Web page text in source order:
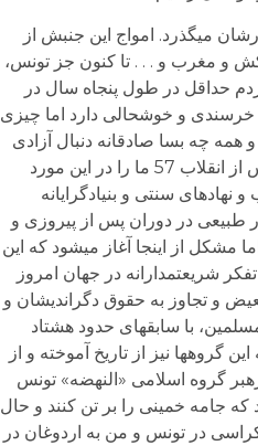
می­گذرد. امواج این جنبش از
و مغرب و . . . تا کنون جز تونس،
حداقل در طول پنجاه سال در
خرسندی و خوشحالی دارد اما چیزی
همه چه بسا صادقانه دنبال آزادی
و دموکراسی و عدالت هستند اما هیچ تضمینی برای شرایط پس از سقوط دیکتاتوری­ها نیست. تجربه تلخ ایران پس از انقلاب 57 ما را در این مورد
سنتی و بنیادگرایانه
طبیعی در دوران پس از پیروزی و
مشکل از اینجا آغاز می­شود که این
شریعتمدارانه در جهان امروز
و تجاوز به حقوق دگراندیشان و
با سابقه­ای حدود هشتاد
گروهها نیز از تاریخ آموخته و از
گروه اسلامی «النهضه» تونس
جامه خمینی را بر تن کنند و حال
در تونس و من به اردوغان در